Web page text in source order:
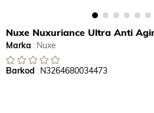
Nuxe Nuxuriance Ultra Anti
Marka : Nuxe
Barkod : N3264680034473